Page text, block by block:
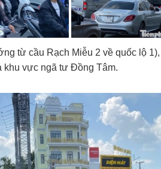
từ cầu Rạch Miễu 2 về quốc lộ
khu vực ngã tư Đồng Tâm.